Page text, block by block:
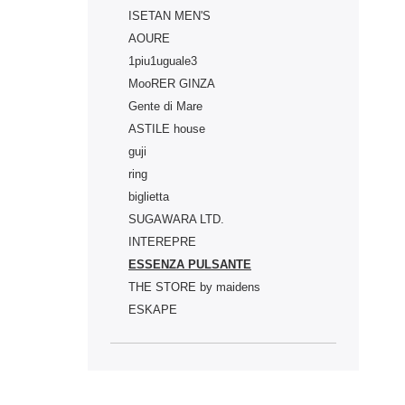
ISETAN MEN'S
AOURE
1piu1uguale3
MooRER GINZA
Gente di Mare
ASTILE house
guji
ring
biglietta
SUGAWARA LTD.
INTEREPRE
ESSENZA PULSANTE
THE STORE by maidens
ESKAPE